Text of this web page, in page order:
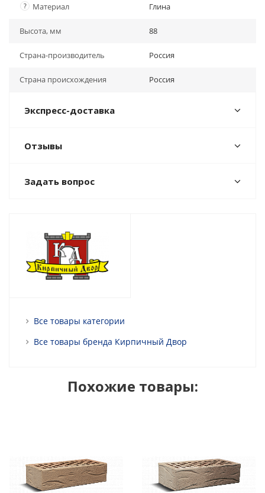
? Материал Глина
Высота, мм 88
Страна-производитель Россия
Страна происхождения Россия
Экспресс-доставка
Отзывы
Задать вопрос
Все товары категории
Все товары бренда Кирпичный Двор
Похожие товары: